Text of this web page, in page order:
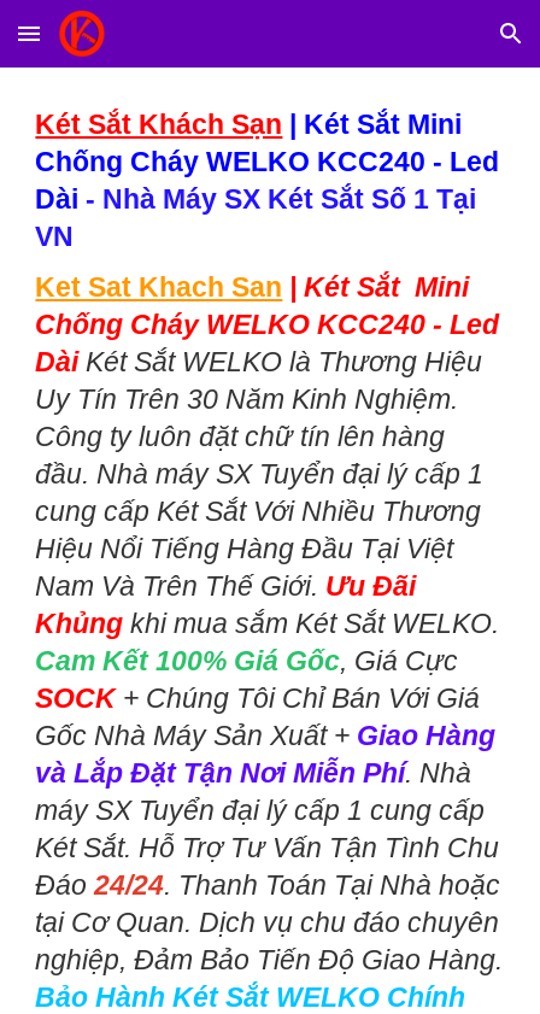
Skip to main content Skip to navigation
Két Sắt Khách Sạn | Két Sắt Mini
Chống Cháy WELKO KCC240 - Led
Dài - Nhà Máy SX Két Sắt Số 1 Tại
VN
Ket Sat Khach San |Két Sắt Mini
Chống Cháy WELKO KCC240 - Led
Dài Két Sắt WELKO là Thương Hiệu
Uy Tín Trên 30 Năm Kinh Nghiệm.
Công ty luôn đặt chữ tín lên hàng
đầu. Nhà máy SX Tuyển đại lý cấp 1
cung cấp Két Sắt Với Nhiều Thương
Hiệu Nổi Tiếng Hàng Đầu Tại Việt
Nam Và Trên Thế Giới. Ưu Đãi
Khủng khi mua sắm Két Sắt WELKO.
Cam Kết 100% Giá Gốc, Giá Cực
SOCK+ Chúng Tôi Chỉ Bán Với Giá
Gốc Nhà Máy Sản Xuất + Giao Hàng
và Lắp Đặt Tận Nơi Miễn Phí. Nhà
máy SX Tuyển đại lý cấp 1 cung cấp
Két Sắt. Hỗ Trợ Tư Vấn Tận Tình Chu
Đáo24/24. Thanh Toán Tại Nhà hoặc
tại Cơ Quan. Dịch vụ chu đáo chuyên
nghiệp, Đảm Bảo Tiến Độ Giao Hàng.
Bảo Hành Két Sắt WELKO Chính